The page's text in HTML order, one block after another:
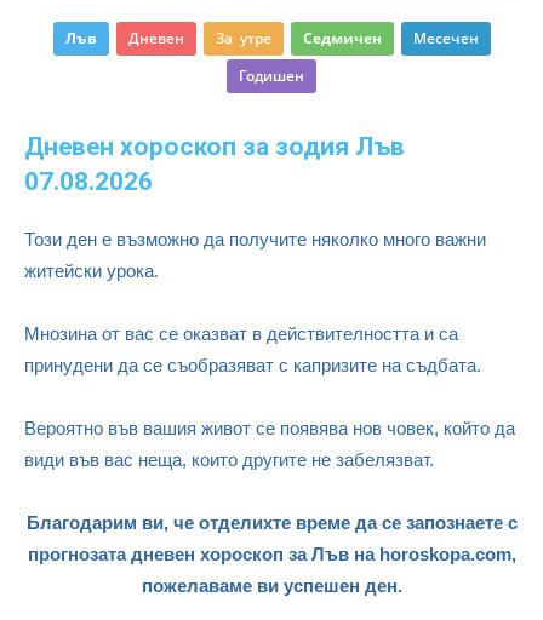
Лъв Дневен За утре Седмичен
Месечен
Годишен
Дневен хороскоп за зодия Лъв
07.08.2026
Този ден е възможно да получите няколко много важни
житейски урока.
Мнозина от вас се оказват в действителността и са
принудени да се съобразяват с капризите на съдбата.
Вероятно във вашия живот се появява нов човек, който да
види във вас неща, които другите не забелязват.
Благодарим ви, че отделихте време да се запознаете с
прогнозата дневен хороскоп за Лъв на horoskopa.com,
пожелаваме ви успешен ден.